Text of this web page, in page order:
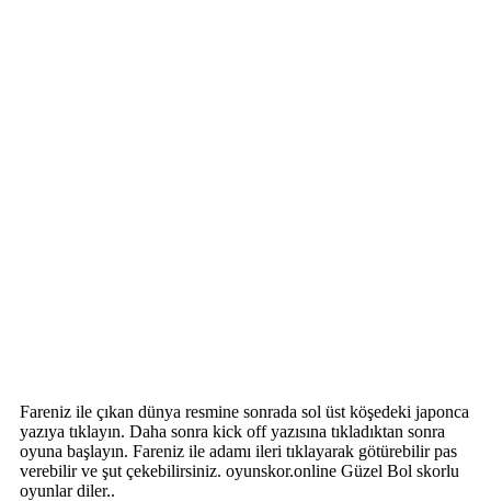
Fareniz ile çıkan dünya resmine sonrada sol üst köşedeki japonca
yazıya tıklayın. Daha sonra kick off yazısına tıkladıktan sonra
oyuna başlayın. Fareniz ile adamı ileri tıklayarak götürebilir pas
verebilir ve şut çekebilirsiniz. oyunskor.online Güzel Bol skorlu
oyunlar diler..